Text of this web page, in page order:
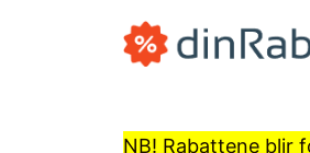
NB! Rabattene blir